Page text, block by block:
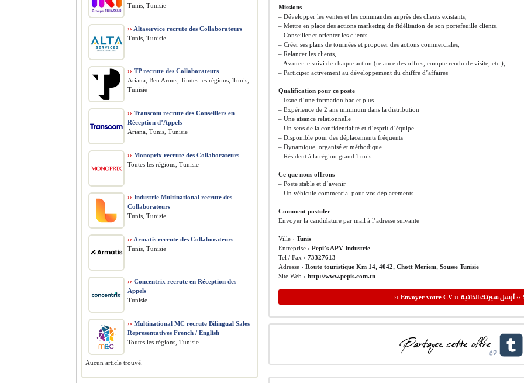
Missions
– Développer les ventes et les commandes auprès des clients existants,
– Mettre en place des actions marketing de fidélisation de son portefeuille clients,
– Conseiller et orienter les clients
– Créer ses plans de tournées et proposer des actions commerciales,
– Relancer les clients,
– Assurer le suivi de chaque action (relance des offres, compte rendu de visite, etc.),
– Participer activement au développement du chiffre d’affaires
Qualification pour ce poste
– Issue d’une formation bac et plus
– Expérience de 2 ans minimum dans la distribution
– Une aisance relationnelle
– Un sens de la confidentialité et d’esprit d’équipe
– Disponible pour des déplacements fréquents
– Dynamique, organisé et méthodique
– Résident à la région grand Tunis
Ce que nous offrons
– Poste stable et d’avenir
– Un véhicule commercial pour vos déplacements
Comment postuler
Envoyer la candidature par mail à l’adresse suivante
Ville › Tunis
Entreprise › Pepi’s APV Industrie
Tel / Fax › 73327613
Adresse › Route touristique Km 14, 4042, Chott Meriem, Sousse Tunisie
Site Web › http://www.pepis.com.tn
›› Envoyer votre CV ›› أرسل سيرتك الذاتية‹‹
Tunis, Tunisie
›› Altaservice recrute des Collaborateurs
Tunis, Tunisie
›› TP recrute des Collaborateurs
Ariana, Ben Arous, Toutes les régions, Tunis,
Tunisie
›› Transcom recrute des Conseillers en
Réception d’Appels
Ariana, Tunis, Tunisie
›› Monoprix recrute des Collaborateurs
Toutes les régions, Tunisie
›› Industrie Multinational recrute des
Collaborateurs
Tunis, Tunisie
›› Armatis recrute des Collaborateurs
Tunis, Tunisie
›› Concentrix recrute en Réception des
Appels
Tunisie
›› Multinational MC recrute Bilingual Sales
Representatives French / English
Toutes les régions, Tunisie
Aucun article trouvé.